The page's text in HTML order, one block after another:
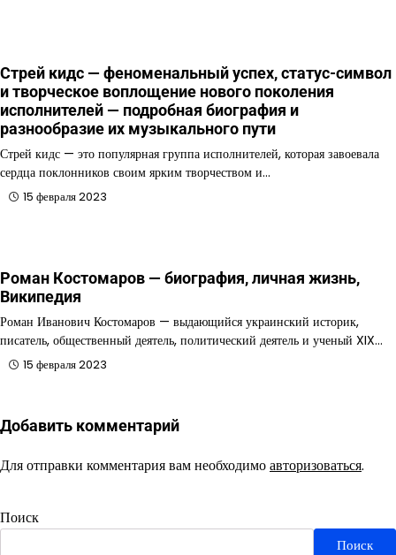
Стрей кидс — феноменальный успех, статус-символ
и творческое воплощение нового поколения
исполнителей — подробная биография и
разнообразие их музыкального пути
Стрей кидс — это популярная группа исполнителей, которая завоевала
сердца поклонников своим ярким творчеством и…
15 февраля 2023
Роман Костомаров — биография, личная жизнь,
Википедия
Роман Иванович Костомаров — выдающийся украинский историк,
писатель, общественный деятель, политический деятель и ученый XIX…
15 февраля 2023
Добавить комментарий
Для отправки комментария вам необходимоавторизоваться.
Поиск
Поиск